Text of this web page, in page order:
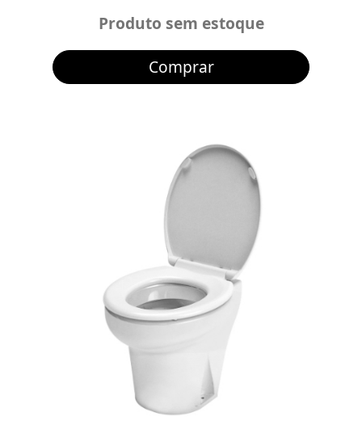
Produto sem estoque
Comprar